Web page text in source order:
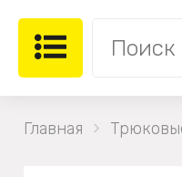
Главная